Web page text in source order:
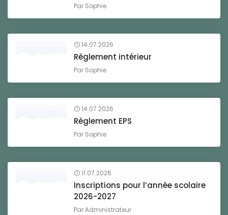
Par Sophie
14.07.2026
Règlement intérieur
Par Sophie
14.07.2026
Règlement EPS
Par Sophie
11.07.2026
Inscriptions pour l’année scolaire
2026-2027
ParAdministrateur